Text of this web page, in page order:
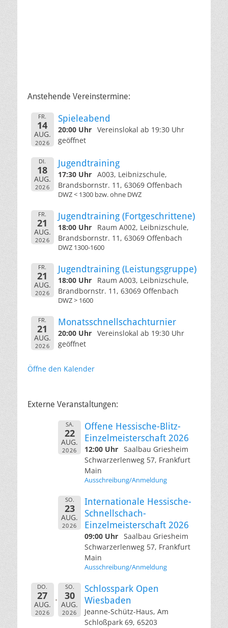
Anstehende Vereinstermine:
FR.
14
AUG.
2026
Spieleabend
20:00 Uhr Vereinslokal ab 19:30 Uhr
geöffnet
DI.
18
AUG.
2026
Jugendtraining
17:30 Uhr A003, Leibnizschule,
Brandsbornstr. 11, 63069 Offenbach
DWZ < 1300 bzw. ohne DWZ
FR.
21
AUG.
2026
Jugendtraining (Fortgeschrittene)
18:00 Uhr
Raum A002, Leibnizschule,
Brandsbornstr. 11, 63069 Offenbach
DWZ 1300-1600
FR.
21
AUG.
2026
Jugendtraining (Leistungsgruppe)
18:00 Uhr
Raum A003, Leibnizschule,
Brandbornstr. 11, 63069 Offenbach
DWZ > 1600
FR.
21
AUG.
2026
Monatsschnellschachturnier
20:00 Uhr Vereinslokal ab 19:30 Uhr
geöffnet
Öffne den Kalender
Externe Veranstaltungen:
SA.
22
AUG.
2026
Offene Hessische-Blitz-
Einzelmeisterschaft 2026
12:00 Uhr Saalbau Griesheim
Schwarzerlenweg 57, Frankfurt
Main
Ausschreibung/Anmeldung
SO.
23
AUG.
2026
Internationale Hessische-
Schnellschach-
Einzelmeisterschaft 2026
09:00 Uhr Saalbau Griesheim
Schwarzerlenweg 57, Frankfurt
Main
Ausschreibung/Anmeldung
DO.
27
AUG.
2026
SO.
30
AUG.
2026
Schlosspark Open
Wiesbaden
Jeanne-Schütz-Haus, Am
Schloßpark 69, 65203